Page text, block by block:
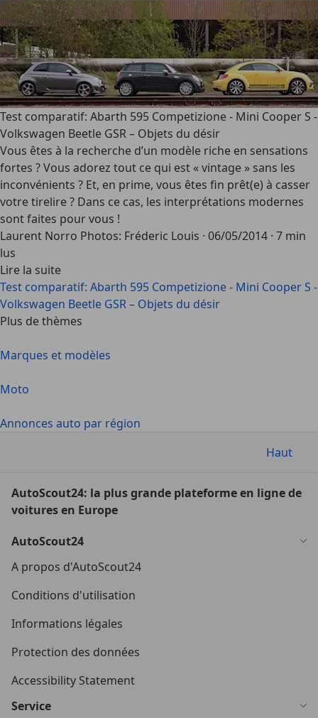
Test comparatif: Abarth 595 Competizione - Mini Cooper S -
Volkswagen Beetle GSR – Objets du désir
Vous êtes à la recherche d’un modèle riche en sensations
fortes ? Vous adorez tout ce qui est « vintage » sans les
inconvénients ? Et, en prime, vous êtes fin prêt(e) à casser
votre tirelire ? Dans ce cas, les interprétations modernes
sont faites pour vous !
Laurent Norro Photos: Fréderic Louis · 06/05/2014 · 7 min
lus
Lire la suite
Test comparatif: Abarth 595 Competizione - Mini Cooper S -
Volkswagen Beetle GSR – Objets du désir
Plus de thèmes
Marques et modèles
Moto
Annonces auto par région
Haut
AutoScout24: la plus grande plateforme en ligne de
voitures en Europe
AutoScout24
A propos d'AutoScout24
Conditions d'utilisation
Informations légales
Protection des données
Accessibility Statement
Service